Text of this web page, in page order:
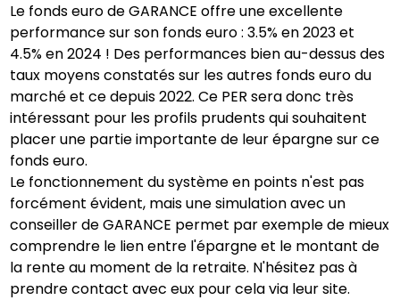
Le fonds euro de GARANCE offre une excellente
performance sur son fonds euro : 3.5% en 2023 et
4.5% en 2024 ! Des performances bien au-dessus des
taux moyens constatés sur les autres fonds euro du
marché et ce depuis 2022. Ce PER sera donc très
intéressant pour les profils prudents qui souhaitent
placer une partie importante de leur épargne sur ce
fonds euro.
Le fonctionnement du système en points n'est pas
forcément évident, mais une simulation avec un
conseiller de GARANCE permet par exemple de mieux
comprendre le lien entre l'épargne et le montant de
la rente au moment de la retraite. N'hésitez pas à
prendre contact avec eux pour cela via leur site.